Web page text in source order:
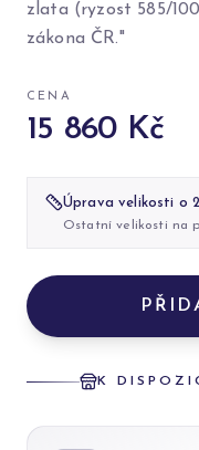
zlata (ryzost 585/
zákona ČR."
CENA
15 860 Kč
Úprava velikosti o
Ostatní velikosti na
K